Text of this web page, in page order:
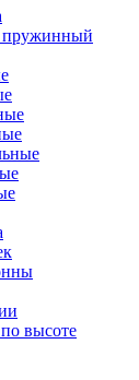
пружинный
высоте